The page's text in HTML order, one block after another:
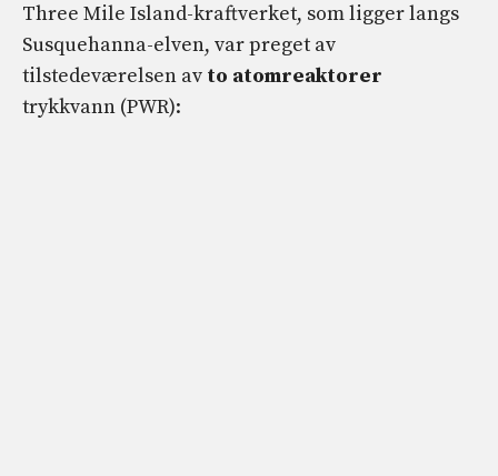
Three Mile Island-kraftverket, som ligger langs
Susquehanna-elven, var preget av
tilstedeværelsen av to atomreaktorer
trykkvann (PWR):